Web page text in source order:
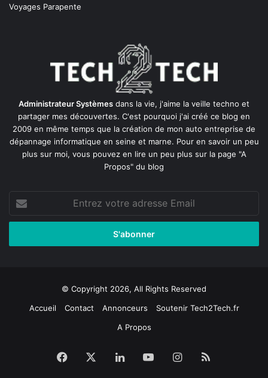
Voyages Parapente
Administrateur Systèmes dans la vie, j'aime la veille techno et
partager mes découvertes. C'est pourquoi j'ai créé ce blog en
2009 en même temps que la création de mon auto entreprise de
dépannage informatique en seine et marne. Pour en savoir un peu
plus sur moi, vous pouvez en lire un peu plus sur la page "A
Propos" du blog
votre
adresse
© Copyright 2026, All Rights Reserved
Accueil
Contact Annonceurs
Soutenir Tech2Tech.fr
A Propos
Facebook LinkedinYouTubeInstagram